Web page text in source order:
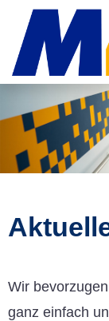
Deutsch
FAQs
Karriereseite
Wir
ganz einfach